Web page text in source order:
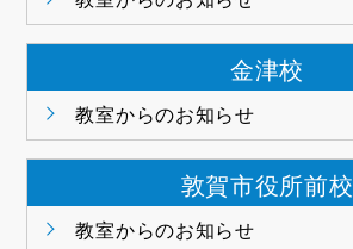
金津校
教室からのお知らせ
敦賀市役所前校
教室からのお知らせ